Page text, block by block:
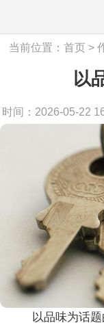
当前位置：首页 >
以
时间：2026-05-22
以品味为话